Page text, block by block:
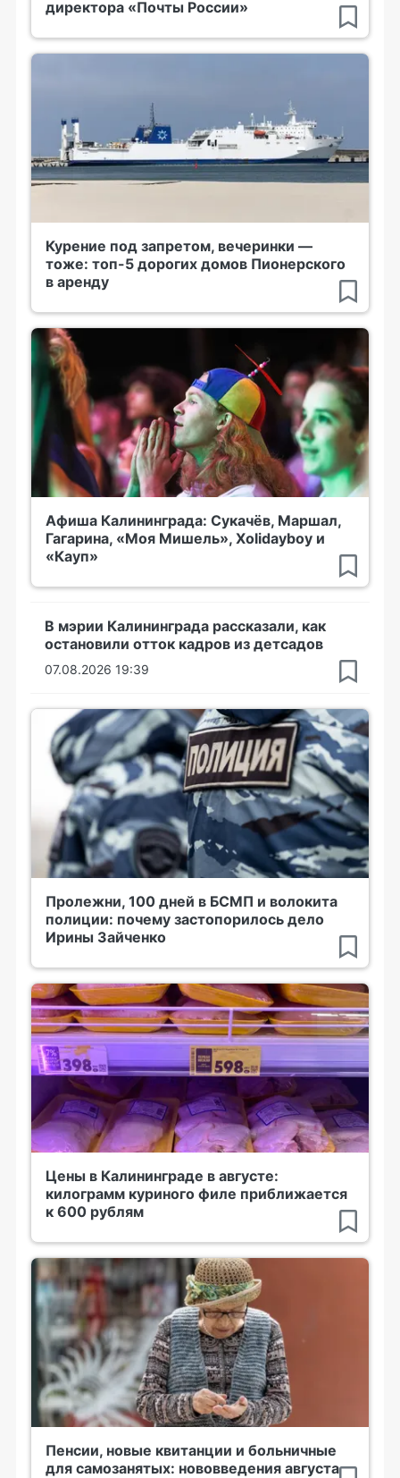
директора «Почты России»
Курение под запретом, вечеринки —
тоже: топ-5 дорогих домов Пионерского
в аренду
Афиша Калининграда: Сукачёв, Маршал,
Гагарина, «Моя Мишель», Xolidayboy и
«Кауп»
В мэрии Калининграда рассказали, как
остановили отток кадров из детсадов
07.08.2026 19:39
Пролежни, 100 дней в БСМП и волокита
полиции: почему застопорилось дело
Ирины Зайченко
Цены в Калининграде в августе:
килограмм куриного филе приближается
к 600 рублям
Пенсии, новые квитанции и больничные
для самозанятых: нововведения августа